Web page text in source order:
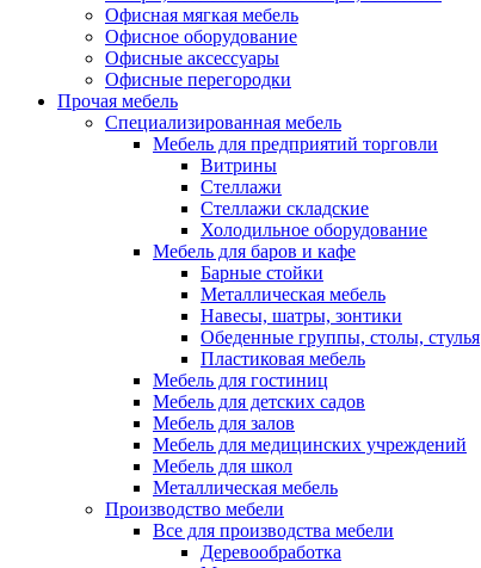
Офисная мягкая мебель
Офисное оборудование
Офисные аксессуары
Офисные перегородки
Прочая мебель
Специализированная мебель
Мебель для предприятий торговли
Витрины
Стеллажи
Стеллажи складские
Холодильное оборудование
Мебель для баров и кафе
Барные стойки
Металлическая мебель
Навесы, шатры, зонтики
Обеденные группы, столы, стулья
Пластиковая мебель
Мебель для гостиниц
Мебель для детских садов
Мебель для залов
Мебель для медицинских учреждений
Мебель для школ
Металлическая мебель
Производство мебели
Все для производства мебели
Деревообработка